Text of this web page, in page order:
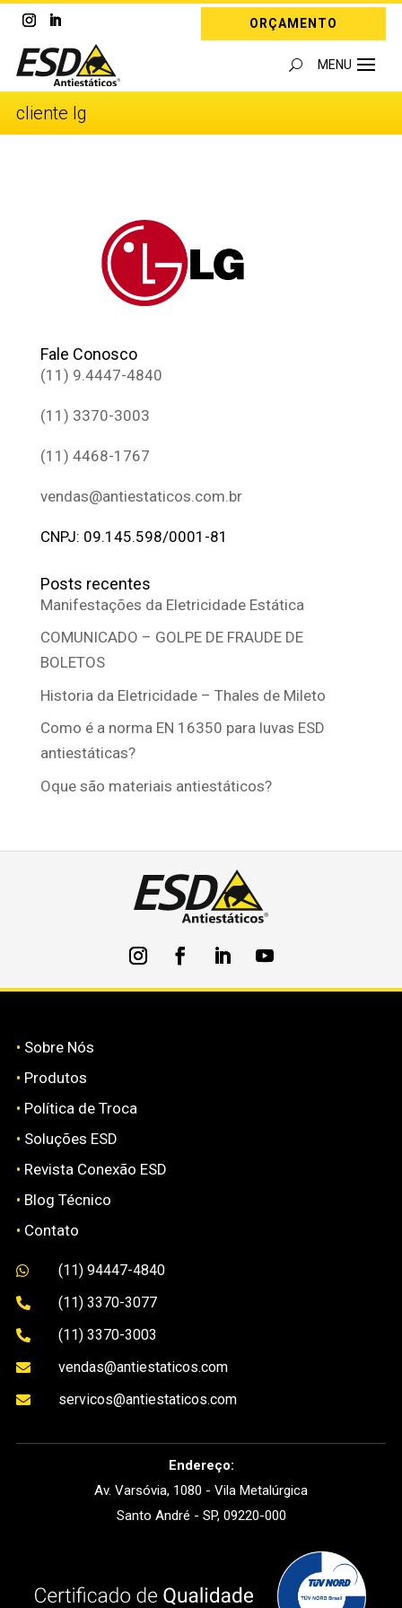
ORÇAMENTO
cliente lg
Fale Conosco
(11) 9.4447-4840
(11) 3370-3003
(11) 4468-1767
vendas@antiestaticos.com.br
CNPJ: 09.145.598/0001-81
Posts recentes
Manifestações da Eletricidade Estática
COMUNICADO – GOLPE DE FRAUDE DE
BOLETOS
Historia da Eletricidade – Thales de Mileto
Como é a norma EN 16350 para luvas ESD
antiestáticas?
Oque são materiais antiestáticos?
• Sobre Nós
• Produtos
• Política de Troca
• Soluções ESD
• Revista Conexão ESD
• Blog Técnico
• Contato
 (11) 94447-4840
 (11) 3370-3077
 (11) 3370-3003
 vendas@antiestaticos.com
 servicos@antiestaticos.com
Endereço:
Av. Varsóvia, 1080 - Vila Metalúrgica
Santo André - SP, 09220-000